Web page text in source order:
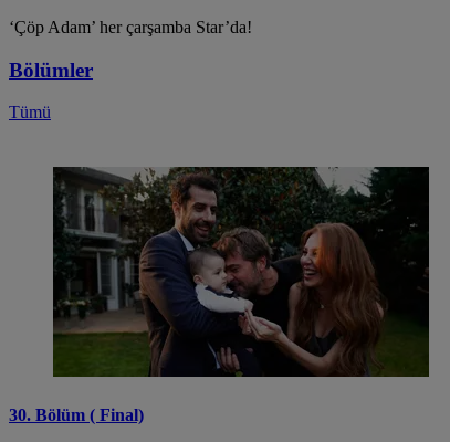
‘Çöp Adam’ her çarşamba Star’da!
Bölümler
Tümü
30. Bölüm ( Final)